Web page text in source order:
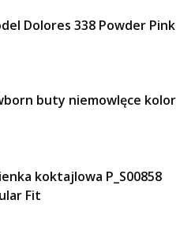
Dolores 338 Powder Pink
buty niemowlęce kolor
koktajlowa P_S00858
Fit